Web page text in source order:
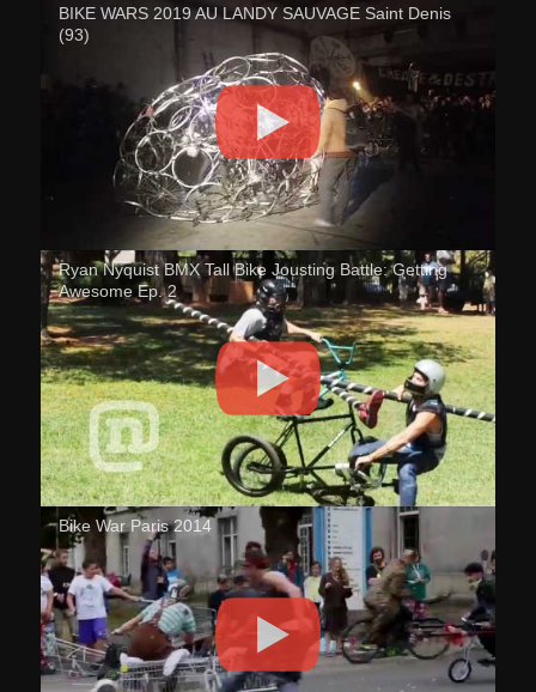
BIKE WARS 2019 AU LANDY SAUVAGE Saint Denis
(93)
Ryan Nyquist BMX Tall Bike Jousting Battle: Getting
Awesome Ep. 2
Bike War Paris 2014